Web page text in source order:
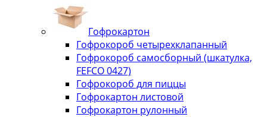
Гофрокартон
Гофрокороб четырехклапанный
Гофрокороб самосборный (шкатулка,
FEFCO 0427)
Гофрокороб для пиццы
Гофрокартон листовой
Гофрокартон рулонный